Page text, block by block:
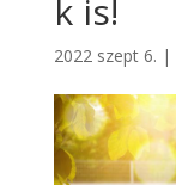
k is!
2022 szept 6. |